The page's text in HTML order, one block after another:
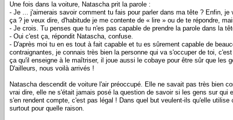
Une fois dans la voiture, Natascha prit la parole :
- Je ... j'aimerais savoir comment tu fais pour parler dans ma tête ? Enfin,
ça ? je veux dire, d'habitude je me contente de « lire » ou de te répondre,
- Je crois. Tu penses que tu n'es pas capable de prendre la parole dans la
- Oui c'est ça, répondit Natascha, confuse.
- D'après moi tu en es tout à fait capable et tu es sûrement capable de
contraignantes, je connais très bien la personne qui va s'occuper de toi,
ça qu'il enseigne à le maîtriser, il joue aussi le cobaye pour être sûr que
D'ailleurs, nous voilà arrivés !
Natascha descendit de voiture l'air préoccupé. Elle ne savait pas très bien
vrai dire, elle ne s'était jamais posé la question de savoir si les gens sur
s'en rendent compte, c'est pas légal ! Dans quel but veulent-ils qu'elle
surtout pour quelle raison.